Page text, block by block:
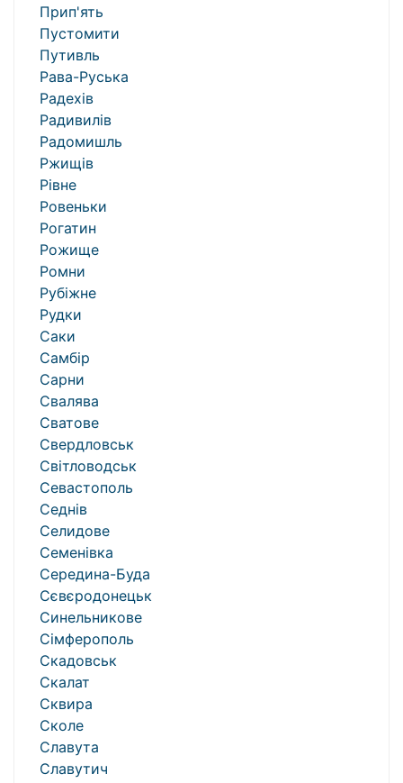
Прип'ять
Пустомити
Путивль
Рава-Руська
Радехів
Радивилів
Радомишль
Ржищів
Рівне
Ровеньки
Рогатин
Рожище
Ромни
Рубіжне
Рудки
Саки
Самбір
Сарни
Свалява
Сватове
Свердловськ
Світловодськ
Севастополь
Седнів
Селидове
Семенівка
Середина-Буда
Сєвєродонецьк
Синельникове
Сімферополь
Скадовськ
Скалат
Сквира
Сколе
Славута
Славутич